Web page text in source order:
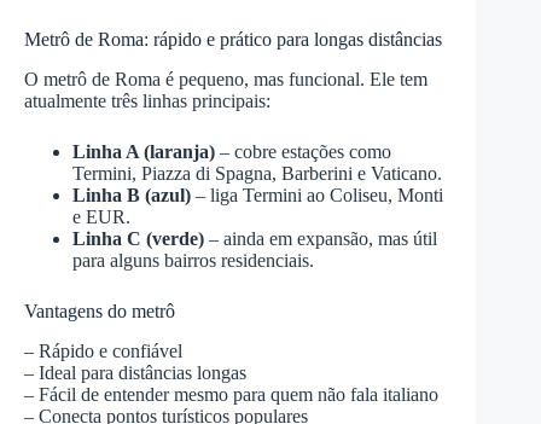
Metrô de Roma: rápido e prático para longas distâncias
O metrô de Roma é pequeno, mas funcional. Ele tem
atualmente três linhas principais:
Linha A (laranja) – cobre estações como
Termini, Piazza di Spagna, Barberini e Vaticano.
Linha B (azul) – liga Termini ao Coliseu, Monti
e EUR.
Linha C (verde) – ainda em expansão, mas útil
para alguns bairros residenciais.
Vantagens do metrô
– Rápido e confiável
– Ideal para distâncias longas
– Fácil de entender mesmo para quem não fala italiano
– Conecta pontos turísticos populares